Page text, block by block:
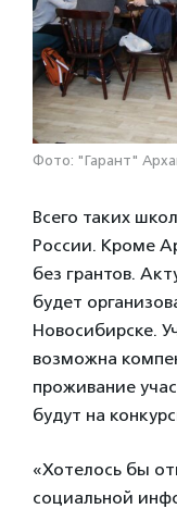
Фото: "Гарант"
Всего таких
России. Кроме
без грантов.
будет
Новосибирске.
возможна
проживание
будут на
«Хотелось бы
социальной